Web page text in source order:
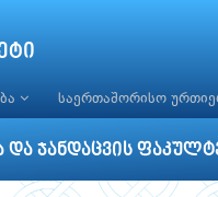
საერთაშორისო
და ჯანდაცვის